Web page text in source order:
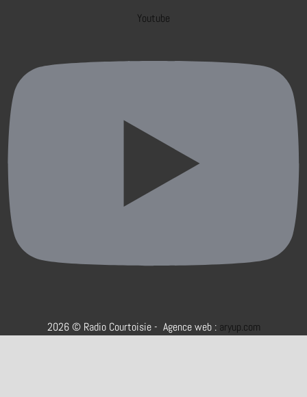
Youtube
2026 © Radio Courtoisie - Agence web : aryup.com